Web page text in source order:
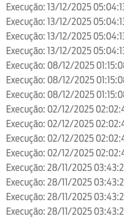
Execução: 13/12/2025
Execução: 13/12/2025
Execução: 13/12/2025
Execução: 13/12/2025
Execução: 08/12/2025
Execução: 08/12/2025
Execução: 08/12/2025
Execução: 02/12/2025
Execução: 02/12/2025
Execução: 02/12/2025
Execução: 02/12/2025
Execução: 28/11/2025
Execução: 28/11/2025
Execução: 28/11/2025
Execução: 28/11/2025